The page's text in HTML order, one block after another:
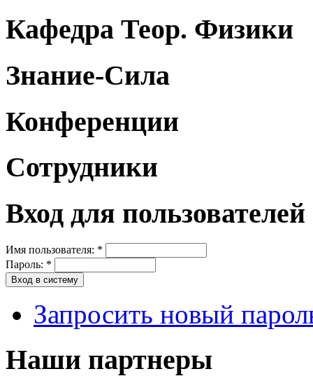
Кафедра Теор. Физики
Знание-Сила
Конференции
Сотрудники
Вход для пользователей
Имя пользователя: *
Пароль: *
Запросить новый
Наши партнеры